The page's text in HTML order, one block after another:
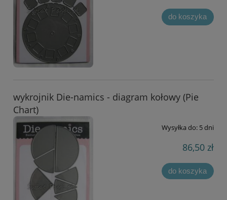
do koszyka
wykrojnik Die-namics - diagram kołowy (Pie
Chart)
Wysyłka do: 5 dni
86,50 zł
do koszyka